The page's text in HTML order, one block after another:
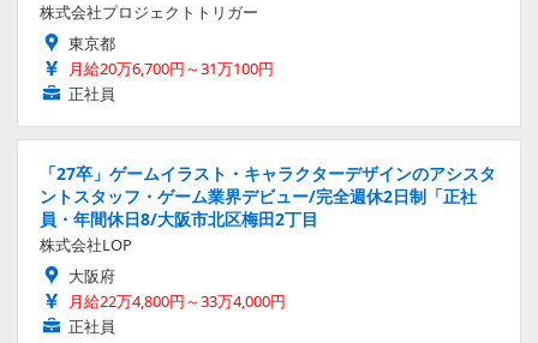
株式会社プロジェクトトリガー
東京都
月給20万6,700円～31万100円
正社員
「27卒」ゲームイラスト・キャラクターデザインのアシスタ
ントスタッフ・ゲーム業界デビュー/完全週休2日制「正社
員・年間休日8/大阪市北区梅田2丁目
株式会社LOP
大阪府
月給22万4,800円～33万4,000円
正社員